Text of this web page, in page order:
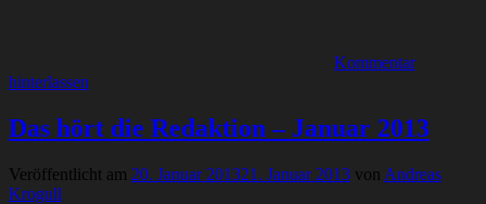
Kommentar
hinterlassen
Das hört die Redaktion – Januar 2013
Veröffentlicht am 20. Januar 201321. Januar 2013 von Andreas
Krogull